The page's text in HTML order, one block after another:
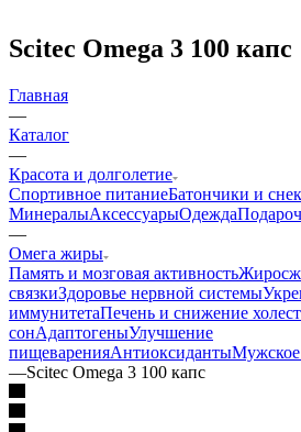
Scitec Omega 3 100 капс
Главная
—
Каталог
—
Красота и долголетие
Спортивное питаниеБатончики и
МинералыАксессуарыОдежда
—
Омега жиры
Память и мозговая активность
связкиЗдоровье нервной системы
иммунитетаПечень и снижение
сонАдаптогеныУлучшение
пищеваренияАнтиоксидантыМужское
—Scitec Omega 3 100 капс